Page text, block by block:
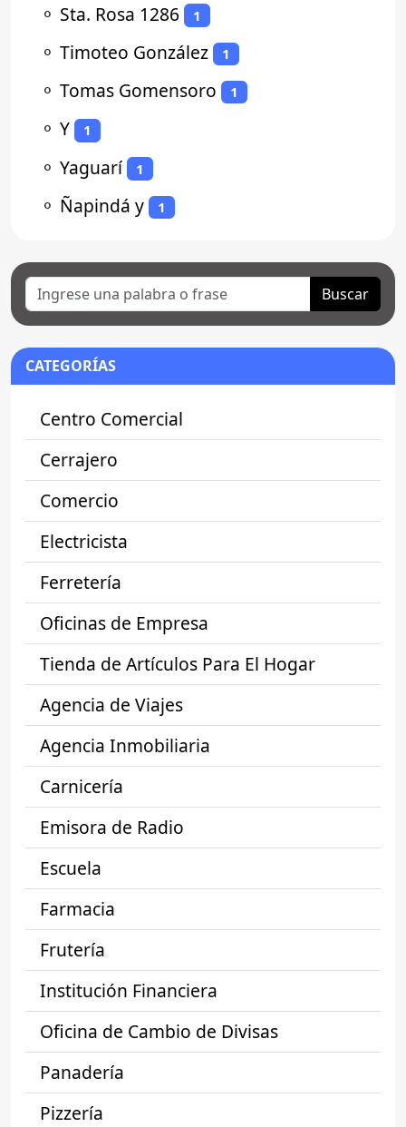
⚬ Sta. Rosa 1286 1
⚬ Timoteo González 1
⚬ Tomas Gomensoro 1
⚬ Y 1
⚬ Yaguarí 1
⚬ Ñapindá y 1
Buscar
CATEGORÍAS
Centro Comercial
Cerrajero
Comercio
Electricista
Ferretería
Oficinas de Empresa
Tienda de Artículos Para El Hogar
Agencia de Viajes
Agencia Inmobiliaria
Carnicería
Emisora de Radio
Escuela
Farmacia
Frutería
Institución Financiera
Oficina de Cambio de Divisas
Panadería
Pizzería